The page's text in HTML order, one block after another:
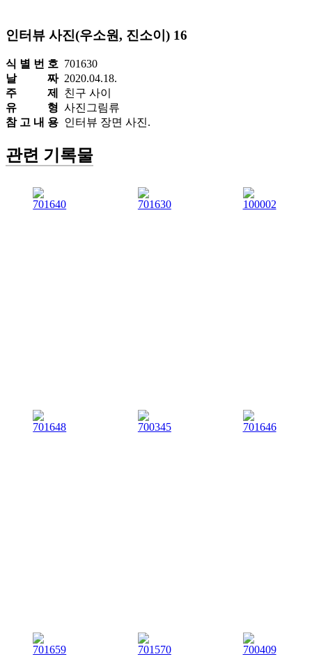
인터뷰 사진(우소원, 진소이) 16
식 별 번 호 701630
날 짜2020.04.18.
주 제
친구 사이
유 형 사진그림류
참 고 내 용 인터뷰 장면 사진.
관련 기록물